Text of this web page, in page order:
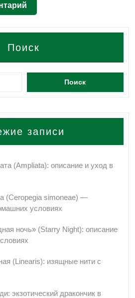
Поиск
Поиск
записи
(Ampliata): описание и уход в
(Ceropegia simoneae) —
условиях
ночь» (Starry Night): описание
(Linearis): изящные нити с
экзотический дракончик в